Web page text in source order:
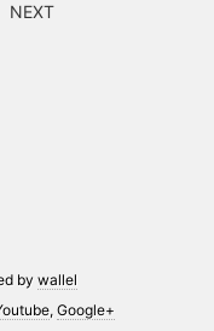
NEXT
by wallel
, Google+